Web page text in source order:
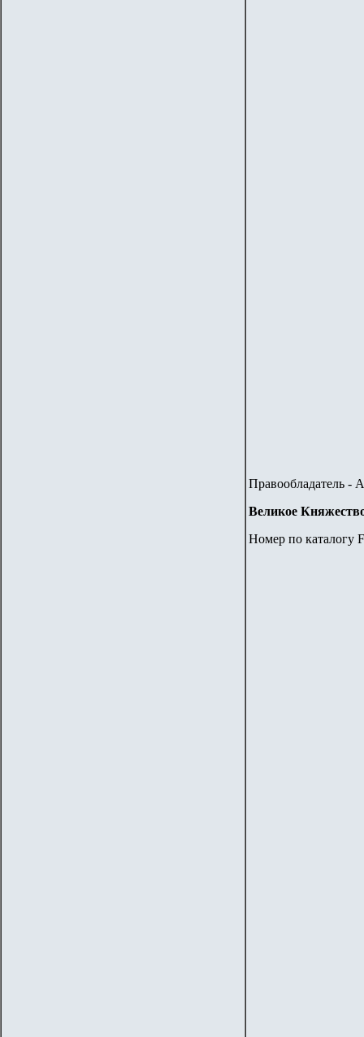
Правообладатель -
Великое
Номер по каталогу